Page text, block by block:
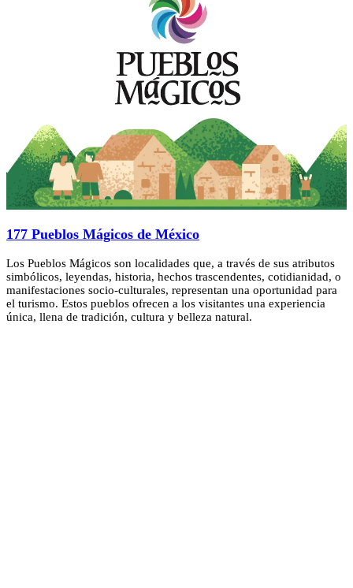
177 Pueblos Mágicos de México
Los Pueblos Mágicos son localidades que, a través de sus atributos
simbólicos, leyendas, historia, hechos trascendentes, cotidianidad, o
manifestaciones socio-culturales, representan una oportunidad para
el turismo. Estos pueblos ofrecen a los visitantes una experiencia
única, llena de tradición, cultura y belleza natural.